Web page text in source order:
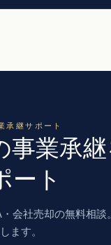
継サポート
事業承
ート
会社売却の無料相談
ます。